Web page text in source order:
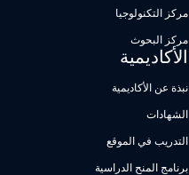
مركز التكنولوجيا
مركز البحوث
الأكاديمية
نبذة عن الأكاديمية
الشهادات
التدريب في الموقع
برنامج المنح الدراسية